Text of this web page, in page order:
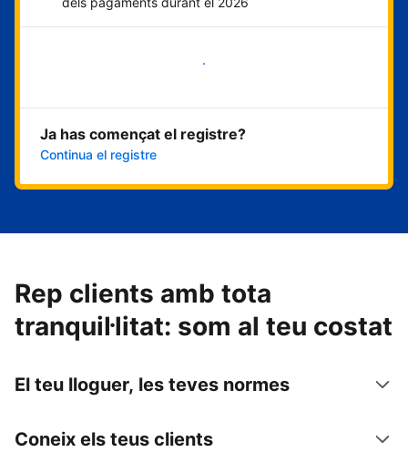
Comença ara
Ja has començat el registre?
Continua el registre
Rep clients amb tota
tranquil·litat: som al teu costat
El teu lloguer, les teves normes
Coneix els teus clients